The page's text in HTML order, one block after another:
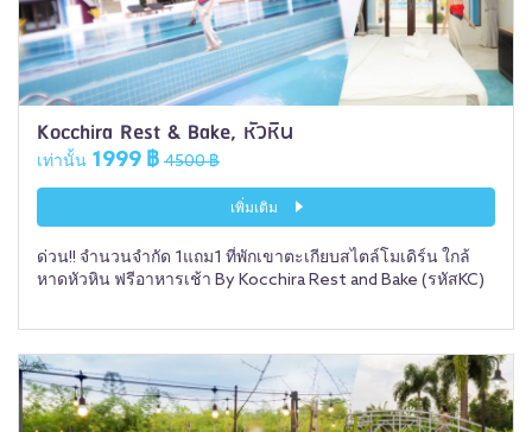
Kocchira Rest & Bake, หัวหิน
เท่านั้น 1999 ฿ 4500 ฿
เพิ่มเติม
ด่วน!! จำนวนจำกัด 1แถม1 ที่พักเขาตะเกียบสไตล์โมเดิร์น ใกล้
หาดหัวหิน ฟรีอาหารเช้า By Kocchira Rest and Bake (รหัสKC)